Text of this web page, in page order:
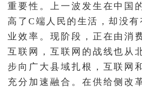
重要性。上一波发生在中国
高了C端人民的生活，却没
业效率。现阶段，正在由消
互联网，互联网的战线也从
步向广大县域扎根，互联网
充分加速融合。在供给侧改